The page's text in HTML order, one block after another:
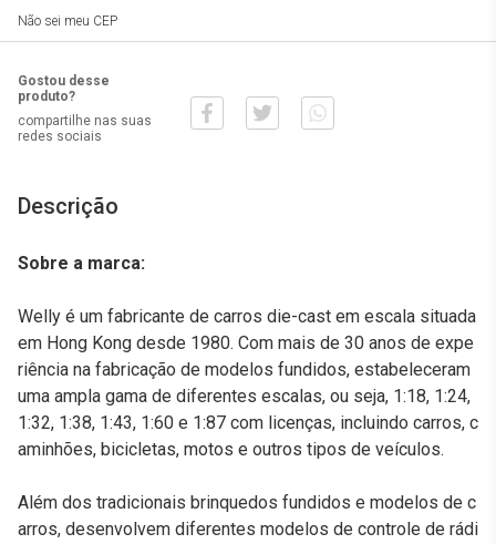
Não sei meu CEP
Gostou desse
produto?
compartilhe nas suas
redes sociais
Descrição
Sobre a marca:
Welly é um fabricante de carros die-cast em escala situada
em Hong Kong desde 1980. Com mais de 30 anos de expe
riência na fabricação de modelos fundidos, estabeleceram
uma ampla gama de diferentes escalas, ou seja, 1:18, 1:24,
1:32, 1:38, 1:43, 1:60 e 1:87 com licenças, incluindo carros, c
aminhões, bicicletas, motos e outros tipos de veículos.
Além dos tradicionais brinquedos fundidos e modelos de c
arros, desenvolvem diferentes modelos de controle de rádi